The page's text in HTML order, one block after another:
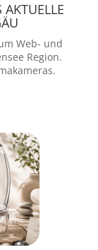
Web- und
Region.